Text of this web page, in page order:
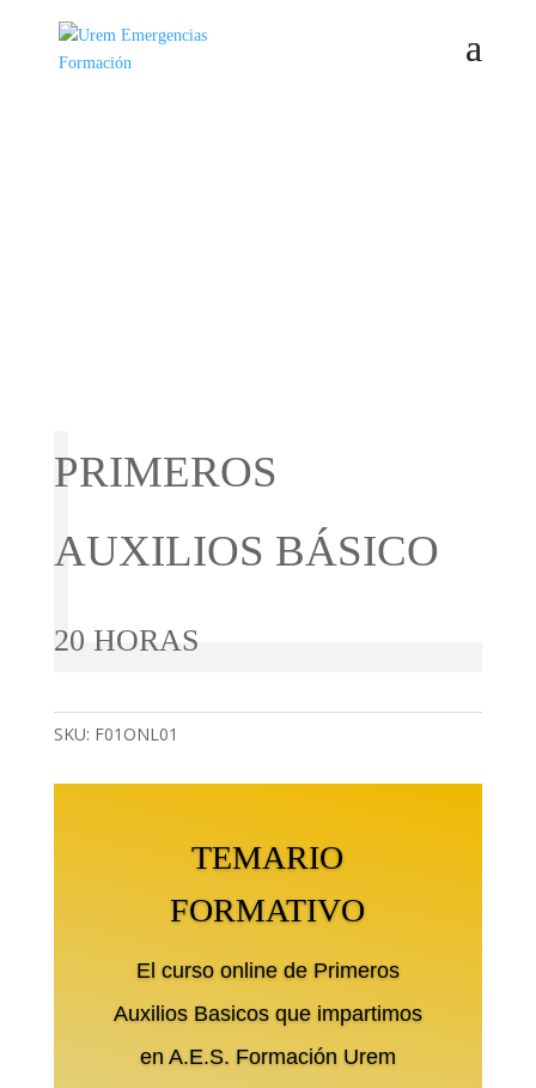
PRIMEROS
AUXILIOS BÁSICO
20 HORAS
SKU: F01ONL01
TEMARIO
FORMATIVO
El curso online de Primeros
Auxilios Basicos que impartimos
en A.E.S. Formación Urem